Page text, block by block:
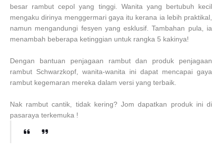
besar rambut cepol yang tinggi. Wanita yang bertubuh kecil
mengaku dirinya menggermari gaya itu kerana ia lebih praktikal,
namun mengandungi fesyen yang esklusif. Tambahan pula, ia
menambah beberapa ketinggian untuk rangka 5 kakinya!
Dengan bantuan penjagaan rambut dan produk penjagaan
rambut Schwarzkopf, wanita-wanita ini dapat mencapai gaya
rambut kegemaran mereka dalam versi yang terbaik.
Nak rambut cantik, tidak kering? Jom dapatkan produk ini di
pasaraya terkemuka !